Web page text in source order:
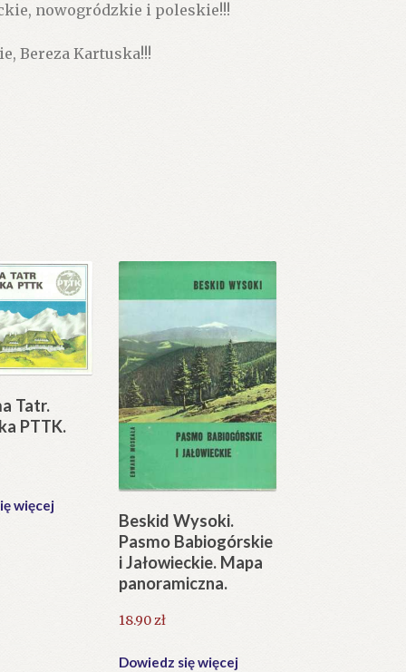
nowogródzkie i poleskie!!!
Bereza Kartuska!!!
Tatr.
PTTK.
więcej
Beskid Wysoki.
Pasmo Babiogórskie
i Jałowieckie. Mapa
panoramiczna.
18.90zł
Dowiedz się więcej